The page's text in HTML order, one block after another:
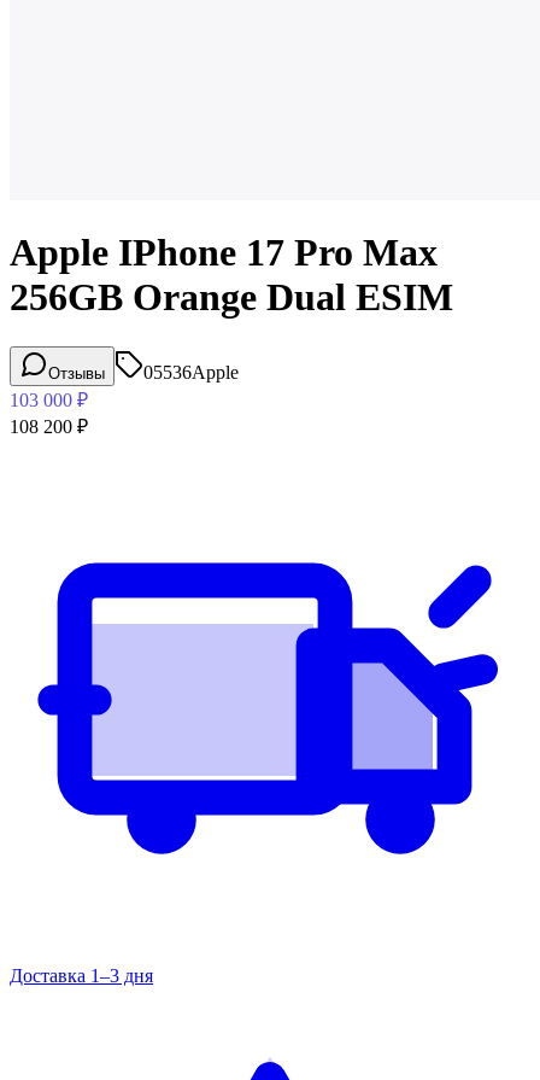
Apple IPhone 17 Pro Max
256GB Orange Dual ESIM
Отзывы 05536Apple
103 000 ₽
108 200 ₽
Доставка 1–3 дня